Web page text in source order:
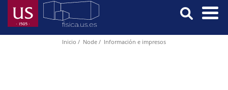
Skip
main
Inicio Node Información e impresos